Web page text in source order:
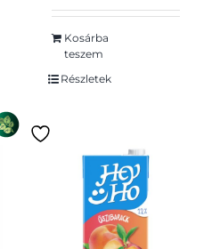
Kosárba
teszem
Részletek